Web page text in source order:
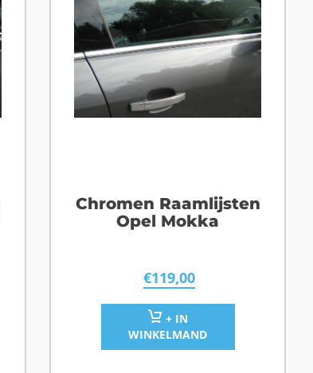
Chromen Raamlijsten
Opel Mokka
€119,00
+ IN
WINKELMAND